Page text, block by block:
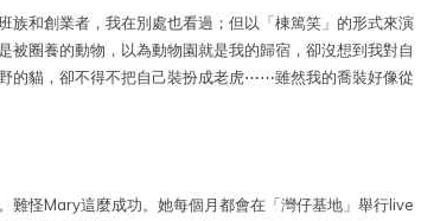
族和創業者，我在別處也看過；但以「棟篤笑」的形式來演
被圈養的動物，以為動物園就是我的歸宿，卻沒想到我對自
的貓，卻不得不把自己裝扮成老虎⋯⋯雖然我的喬裝好像從
難怪Mary這麼成功。她每個月都會在「灣仔基地」舉行live